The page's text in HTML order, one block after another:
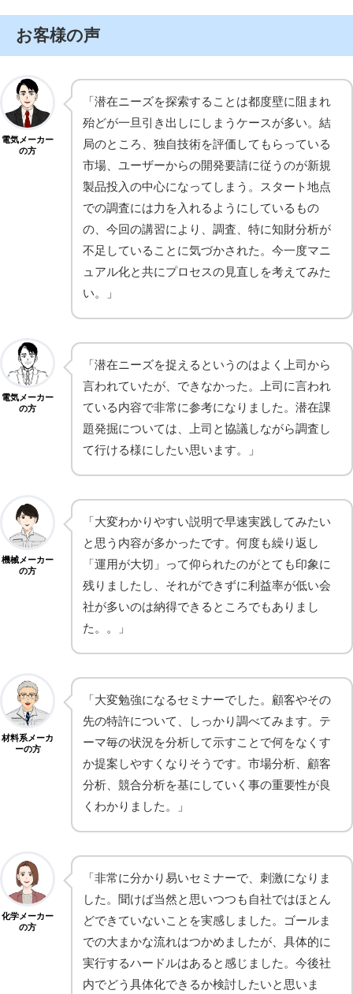
お客様の声
電気メーカー
の方
「潜在ニーズを探索することは都度壁に阻まれ
殆どが一旦引き出しにしまうケースが多い。結
局のところ、独自技術を評価してもらっている
市場、ユーザーからの開発要請に従うのが新規
製品投入の中心になってしまう。スタート地点
での調査には力を入れるようにしているもの
の、今回の講習により、調査、特に知財分析が
不足していることに気づかされた。今一度マニ
ュアル化と共にプロセスの見直しを考えてみた
い。」
電気メーカー
の方
「潜在ニーズを捉えるというのはよく上司から
言われていたが、できなかった。上司に言われ
ている内容で非常に参考になりました。潜在課
題発掘については、上司と協議しながら調査し
て行ける様にしたい思います。」
機械メーカー
の方
「大変わかりやすい説明で早速実践してみたい
と思う内容が多かったです。何度も繰り返し
「運用が大切」って仰られたのがとても印象に
残りましたし、それができずに利益率が低い会
社が多いのは納得できるところでもありまし
た。。」
材料系メーカ
ーの方
「大変勉強になるセミナーでした。顧客やその
先の特許について、しっかり調べてみます。テ
ーマ毎の状況を分析して示すことで何をなくす
か提案しやすくなりそうです。市場分析、顧客
分析、競合分析を基にしていく事の重要性が良
くわかりました。」
化学メーカー
の方
「非常に分かり易いセミナーで、刺激になりま
した。聞けば当然と思いつつも自社ではほとん
どできていないことを実感しました。ゴールま
での大まかな流れはつかめましたが、具体的に
実行するハードルはあると感じました。今後社
内でどう具体化できるか検討したいと思いま